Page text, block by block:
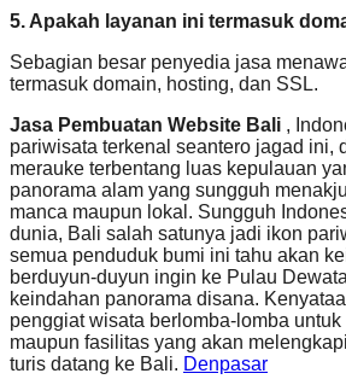
5. Apakah layanan ini termasuk
Sebagian besar penyedia jasa
termasuk domain, hosting, dan SSL.
Jasa Pembuatan Website Bali ,
pariwisata terkenal seantero jagad ini,
merauke terbentang luas kepulauan
panorama alam yang sungguh
manca maupun lokal. Sungguh
dunia, Bali salah satunya jadi ikon
semua penduduk bumi ini tahu akan
berduyun-duyun ingin ke Pulau
keindahan panorama disana.
penggiat wisata berlomba-lomba
maupun fasilitas yang akan
turis datang ke Bali. Denpasar